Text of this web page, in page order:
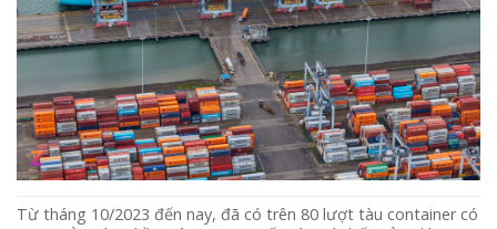
Từ tháng 10/2023 đến nay, đã có trên 80 lượt tàu container có